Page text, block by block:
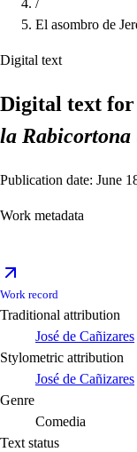
El asombro de
Digital text
Digital text for
la
Publication date: June
Work metadata
Work record
Traditional attribution
José de Cañizares
Stylometric attribution
José de Cañizares
Genre
Comedia
Text status